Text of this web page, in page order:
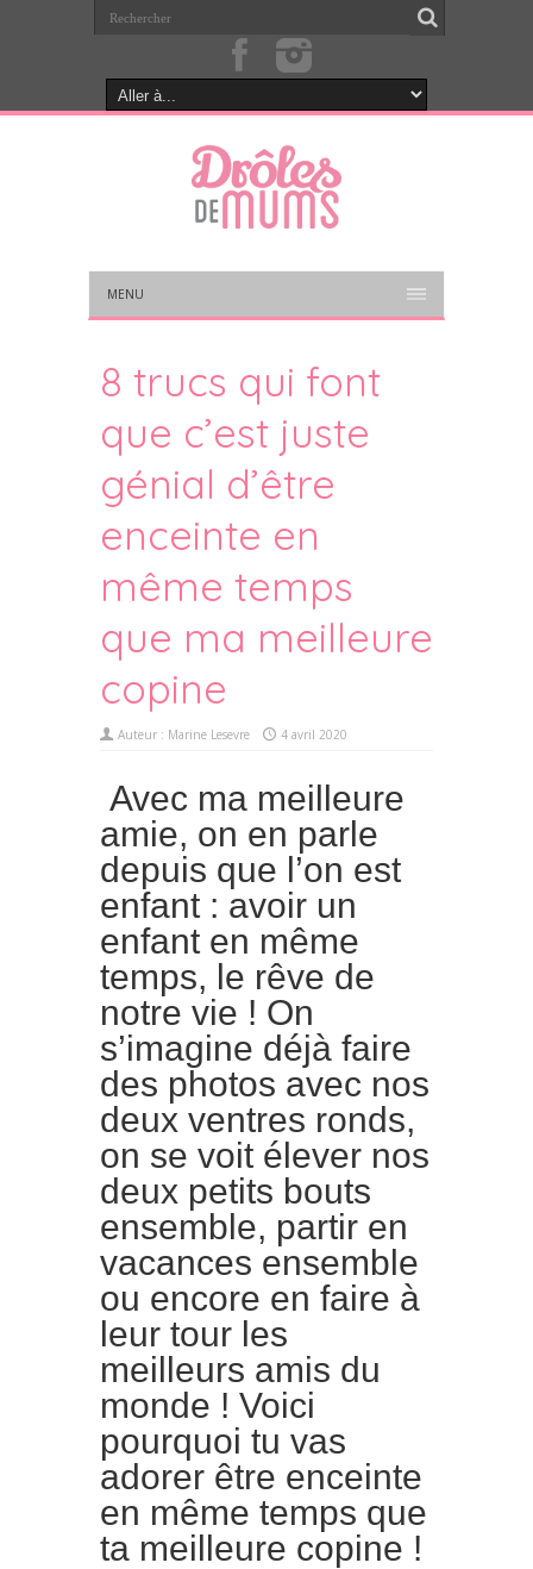
MENU
8 trucs qui font
que c’est juste
génial d’être
enceinte en
même temps
que ma meilleure
copine
Auteur : Marine Lesevre 4 avril 2020
Avec ma meilleure
amie, on en parle
depuis que l’on est
enfant : avoir un
enfant en même
temps, le rêve de
notre vie ! On
s’imagine déjà faire
des photos avec nos
deux ventres ronds,
on se voit élever nos
deux petits bouts
ensemble, partir en
vacances ensemble
ou encore en faire à
leur tour les
meilleurs amis du
monde ! Voici
pourquoi tu vas
adorer être enceinte
en même temps que
ta meilleure copine !